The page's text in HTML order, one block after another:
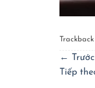
←
Trước
Tiếp